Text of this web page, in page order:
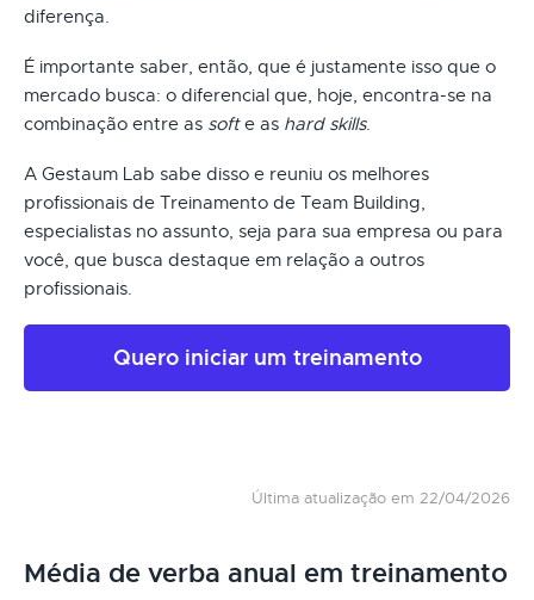
diferença.
É importante saber, então, que é justamente isso que o
mercado busca: o diferencial que, hoje, encontra-se na
combinação entre as softe as hard skills.
A Gestaum Lab sabe disso e reuniu os melhores
profissionais de Treinamento de Team Building,
especialistas no assunto, seja para sua empresa ou para
você, que busca destaque em relação a outros
profissionais.
Quero iniciar um treinamento
Última atualização em 22/04/2026
Média de verba anual em treinamento